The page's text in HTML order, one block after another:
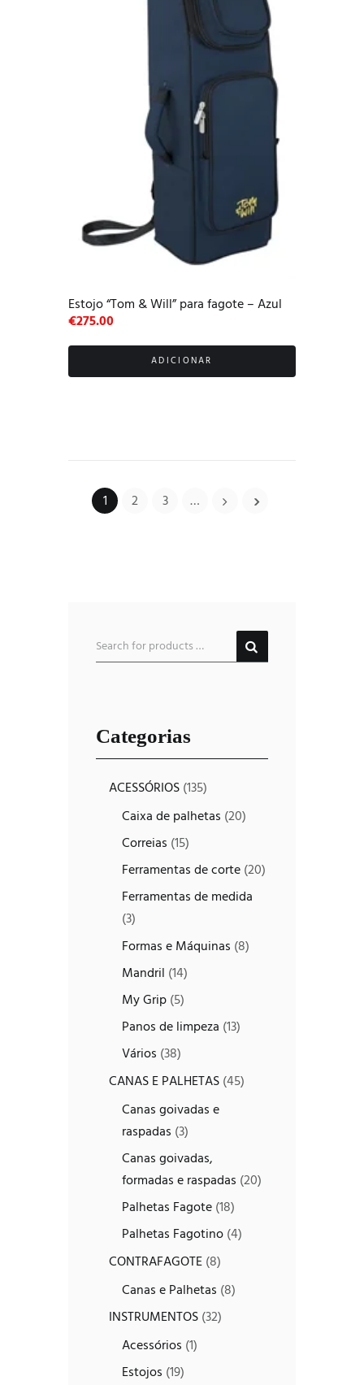
Estojo “Tom & Will” para fagote – Azul
€275.00
ADICIONAR
1 2 3 …
Categorias
ACESSÓRIOS(135)
Caixa de palhetas (20)
Correias (15)
Ferramentas de corte(20)
Ferramentas de medida
(3)
Formas e Máquinas (8)
Mandril (14)
My Grip(5)
Panos de limpeza (13)
Vários (38)
CANAS E PALHETAS(45)
Canas goivadas e
raspadas (3)
Canas goivadas,
formadas e raspadas (20)
Palhetas Fagote(18)
Palhetas Fagotino(4)
CONTRAFAGOTE(8)
Canas e Palhetas (8)
INSTRUMENTOS(32)
Acessórios (1)
Estojos (19)